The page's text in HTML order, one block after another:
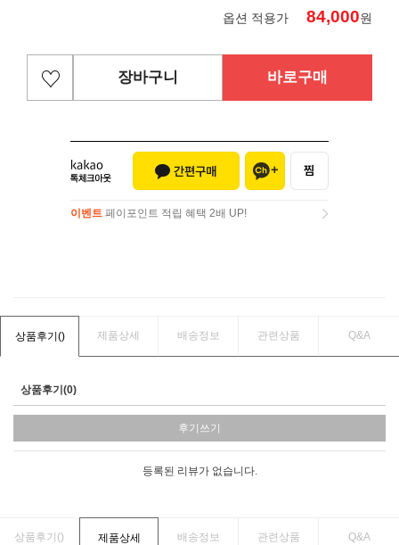
옵션 적용가 84,000원
장바구니 바로구매
이벤트 페이포인트 적립 혜택 2배 UP!
상품후기() 제품상세 배송정보 관련상품 Q&A
상품후기(0)
후기쓰기
등록된 리뷰가 없습니다.
상품후기() 제품상세 배송정보 관련상품 Q&A